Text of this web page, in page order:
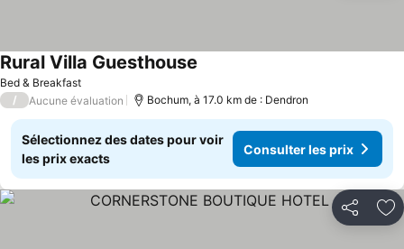
Bed & Breakfast
Rural Villa Guesthouse
/ Aucune évaluation Bochum, à 17.0 km de : Dendron
Sélectionnez des dates pour voir
les prix exacts
Consulter les prix
Partager